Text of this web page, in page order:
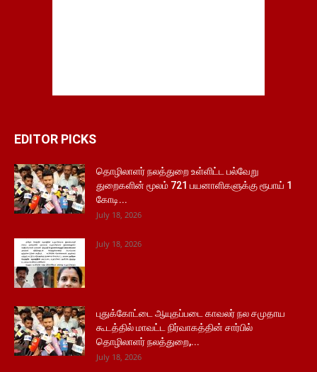
EDITOR PICKS
தொழிலாளர் நலத்துறை உள்ளிட்ட பல்வேறு
துறைகளின் மூலம் 721 பயனாளிகளுக்கு ரூபாய் 1
கோடி...
July 18, 2026
July 18, 2026
புதுக்கோட்டை ஆயுதப்படை காவலர் நல சமுதாய
கூடத்தில் மாவட்ட நிர்வாகத்தின் சார்பில்
தொழிலாளர் நலத்துறை,...
July 18, 2026